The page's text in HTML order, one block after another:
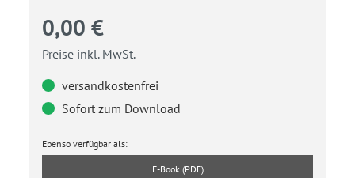
0,00 €
Preise inkl. MwSt.
versandkostenfrei
Sofort zum Download
Ebenso verfügbar als:
E-Book (PDF)